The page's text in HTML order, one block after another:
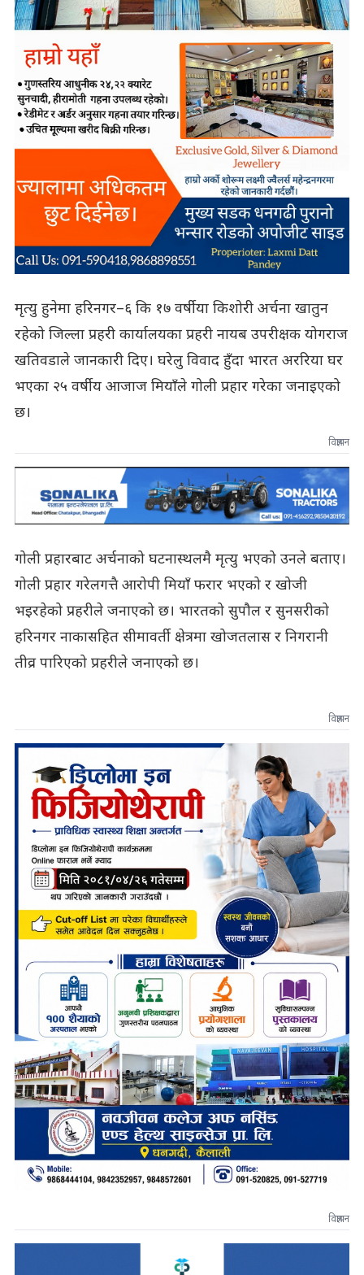
मृत्यु हुनेमा हरिनगर–६ कि १७ वर्षीया किशोरी अर्चना खातुन
रहेको जिल्ला प्रहरी कार्यालयका प्रहरी नायब उपरीक्षक योगराज
खतिवडाले जानकारी दिए। घरेलु विवाद हुँदा भारत अररिया घर
भएका २५ वर्षीय आजाज मियाँले गोली प्रहार गरेका जनाइएको
छ।
विज्ञापन
गोली प्रहारबाट अर्चनाको घटनास्थलमै मृत्यु भएको उनले बताए।
गोली प्रहार गरेलगत्तै आरोपी मियाँ फरार भएको र खोजी
भइरहेको प्रहरीले जनाएको छ। भारतको सुपौल र सुनसरीको
हरिनगर नाकासहित सीमावर्ती क्षेत्रमा खोजतलास र निगरानी
तीव्र पारिएको प्रहरीले जनाएको छ।
विज्ञापन
विज्ञापन